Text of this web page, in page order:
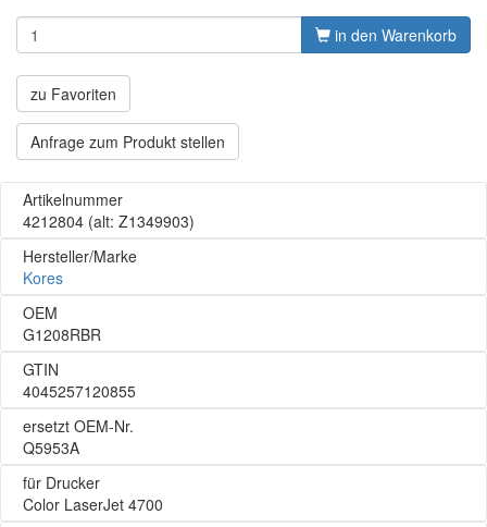
in den Warenkorb
zu Favoriten
Anfrage zum Produkt stellen
Artikelnummer
4212804 (alt: Z1349903)
Hersteller/Marke
Kores
OEM
G1208RBR
GTIN
4045257120855
ersetzt OEM-Nr.
Q5953A
für Drucker
Color LaserJet 4700